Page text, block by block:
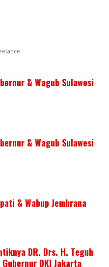
& Wagub Sulawesi
& Wagub Sulawesi
& Wabup Jembrana
DR. Drs. H. Teguh
DKI Jakarta